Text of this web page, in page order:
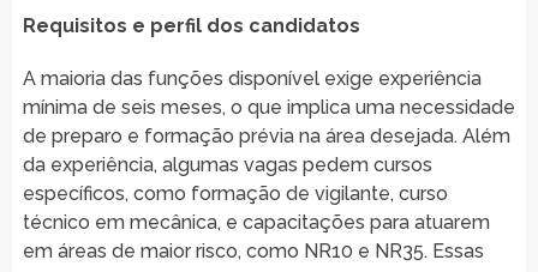
Requisitos e perfil dos candidatos
A maioria das funções disponível exige experiência
mínima de seis meses, o que implica uma necessidade
de preparo e formação prévia na área desejada. Além
da experiência, algumas vagas pedem cursos
específicos, como formação de vigilante, curso
técnico em mecânica, e capacitações para atuarem
em áreas de maior risco, como NR10 e NR35. Essas